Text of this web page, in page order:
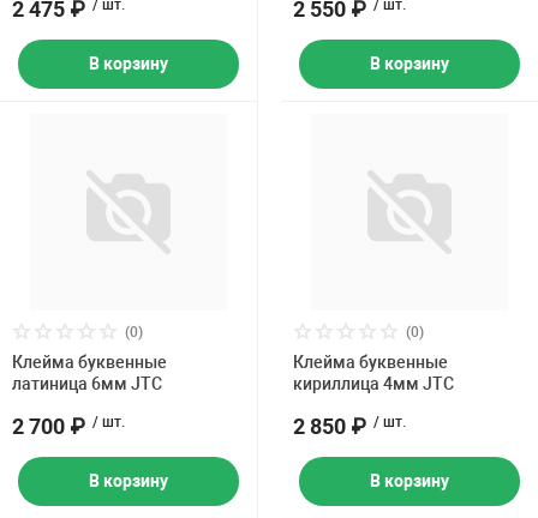
2 475 ₽ / шт.
В корзину
2 550 ₽ / шт.
В корзину
(0)
Клейма буквенные
латиница 6мм JTC
2 700 ₽ / шт.
В корзину
(0)
Клейма буквенные
кириллица 4мм JTC
2 850 ₽ / шт.
В корзину